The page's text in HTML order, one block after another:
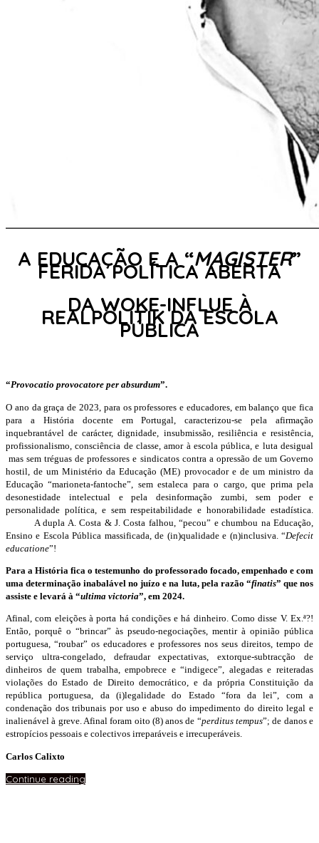
A EDUCAÇÃO E A “MAGISTER”
FERIDA POLÍTICA ABERTA
DA WOKE-INFLUE À
REALPOLITIK DA ESCOLA
PÚBLICA
“Provocatio provocatore per absurdum”.
O ano da graça de 2023, para os professores e educadores, em balanço que fica
para a História docente em Portugal, caracterizou-se pela afirmação
inquebrantável de carácter, dignidade, insubmissão, resiliência e resistência,
profissionalismo, consciência de classe, amor à escola pública, e luta desigual
mas sem tréguas de professores e sindicatos contra a opressão de um Governo
hostil, de um Ministério da Educação (ME) provocador e de um ministro da
Educação “marioneta-fantoche”, sem estaleca para o cargo, que prima pela
desonestidade intelectual e pela desinformação zumbi, sem poder e
personalidade política, e sem respeitabilidade e honorabilidade estadística.
A dupla A. Costa & J. Costa falhou, “pecou” e chumbou na Educação,
Ensino e Escola Pública massificada, de (in)qualidade e (n)inclusiva. “Defecit
educatione”!
Para a História fica o testemunho do professorado focado, empenhado e com
uma determinação inabalável no juízo e na luta, pela razão “finatis” que nos
assiste e levará à “ultima victoria”, em 2024.
Afinal, com eleições à porta há condições e há dinheiro. Como disse V. Ex.ª?!
Então, porquê o “brincar” às pseudo-negociações, mentir à opinião pública
portuguesa, “roubar” os educadores e professores nos seus direitos, tempo de
serviço ultra-congelado, defraudar expectativas, extorque-subtracção de
dinheiros de quem trabalha, empobrece e “indigece”, alegadas e reiteradas
violações do Estado de Direito democrático, e da própria Constituição da
república portuguesa, da (i)legalidade do Estado “fora da lei”, com a
condenação dos tribunais por uso e abuso do impedimento do direito legal e
inalienável à greve. Afinal foram oito (8) anos de “perditus tempus”; de danos e
estropícios pessoais e colectivos irreparáveis e irrecuperáveis.
Carlos Calixto
Continue reading